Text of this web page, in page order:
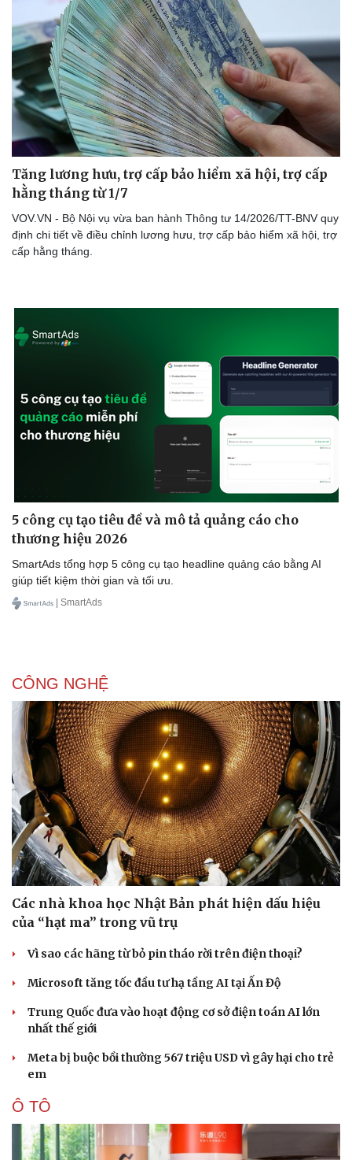
Doanh nghiệp
Thông tin doanh nghiệp
Doanh nghiệp 24h
Doanh nhân
Vì cộng đồng
Công nghệ
Sành điệu
Tin Công nghệ
Trải nghiệm
Chuyển đổi số
Tăng lương hưu, trợ cấp bảo hiểm xã hội, trợ cấp
hằng tháng từ 1/7
VOV.VN - Bộ Nội vụ vừa ban hành Thông tư 14/2026/TT-BNV quy
định chi tiết về điều chỉnh lương hưu, trợ cấp bảo hiểm xã hội, trợ
cấp hằng tháng.
5 công cụ tạo tiêu đề và mô tả quảng cáo cho
thương hiệu 2026
SmartAds tổng hợp 5 công cụ tạo headline quảng cáo bằng AI
giúp tiết kiệm thời gian và tối ưu.
| SmartAds
CÔNG NGHỆ
Các nhà khoa học Nhật Bản phát hiện dấu hiệu
của “hạt ma” trong vũ trụ
Vì sao các hãng từ bỏ pin tháo rời trên điện thoại?
Microsoft tăng tốc đầu tư hạ tầng AI tại Ấn Độ
Trung Quốc đưa vào hoạt động cơ sở điện toán AI lớn
nhất thế giới
Meta bị buộc bồi thường 567 triệu USD vì gây hại cho trẻ
em
Ô TÔ